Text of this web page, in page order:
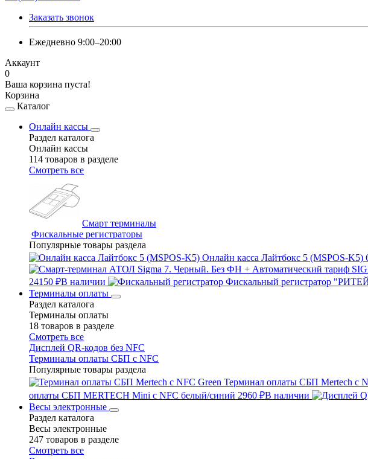
Заказать звонок
Ежедневно 9:00–20:00
Аккаунт
0
Ваша корзина пуста!
Корзина
Каталог
Онлайн кассы
Раздел каталога
Онлайн кассы
114 товаров в разделе
Смотреть все
Смарт терминалы
Фискальные регистраторы
Популярные товары раздела
Онлайн касса Лайтбокс 5 (MSPOS-K5)
24150 ₽В наличии Фискальный регистратор
Терминалы оплаты
Раздел каталога
Терминалы оплаты
18 товаров в разделе
Смотреть все
Дисплей QR-кодов без NFC
Терминалы оплаты СБП с NFC
Популярные товары раздела
Терминал оплаты СБП Mertech с
оплаты СБП MERTECH Mini с NFC белый/синий 2960 ₽В наличии
Весы электронные
Раздел каталога
Весы электронные
247 товаров в разделе
Смотреть все